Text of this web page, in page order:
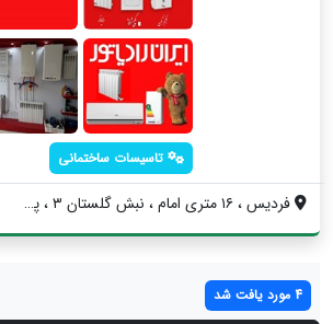
تاسیسات ساختمانی
فردیس ، ۱۶ متری امام ، نبش گلستان ۳ ، پل...
4 مورد یافت شد